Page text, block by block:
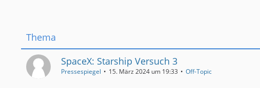
Thema
SpaceX: Starship Versuch 3
Pressespiegel 15. März 2024 um 19:33 Off-Topic